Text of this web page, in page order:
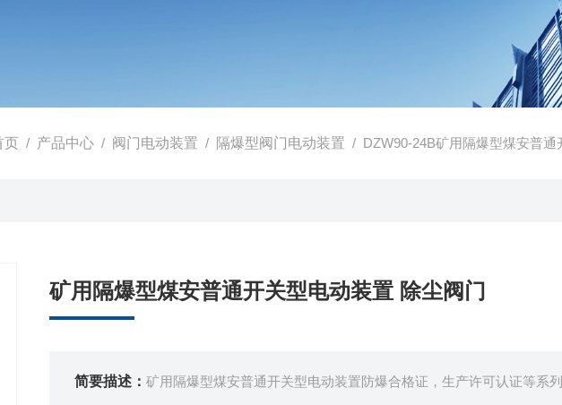
页 / 产品中心 / 阀门电动装置 / 隔爆型阀门电动装置 / DZW90-24B矿用隔爆型煤安普通
矿用隔爆型煤安普通开关型电动装置 除尘阀门
简要描述： 矿用隔爆型煤安普通开关型电动装置防爆合格证，生产许可认证等系